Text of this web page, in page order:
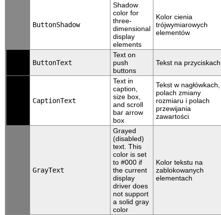
ButtonShadow
Shadow
color for
three-
dimensional
display
elements
Kolor cienia
trójwymiarowych
elementów
ButtonText
Text on
push
buttons
Tekst na przyciskach
CaptionText
Text in
caption,
size box,
and scroll
bar arrow
box
Tekst w nagłówkach,
polach zmiany
rozmiaru i polach
przewijania
zawartości
GrayText
Grayed
(disabled)
text. This
color is set
to #000 if
the current
display
driver does
not support
a solid gray
color
Kolor tekstu na
zablokowanych
elementach